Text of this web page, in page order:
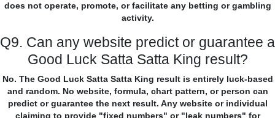
does not operate, promote, or facilitate any betting or gambling
activity.
Q9. Can any website predict or guarantee a
Good Luck Satta Satta King result?
No. The Good Luck Satta Satta King result is entirely luck-based
and random. No website, formula, chart pattern, or person can
predict or guarantee the next result. Any website or individual
claiming to provide "fixed numbers" or "leak numbers" for